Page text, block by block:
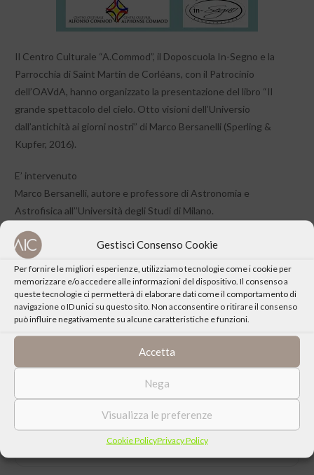
Gestisci Consenso Cookie
Per fornire le migliori esperienze, utilizziamo tecnologie come i cookie per
memorizzare e/o accedere alle informazioni del dispositivo. Il consenso a
queste tecnologie ci permetterà di elaborare dati come il comportamento di
navigazione o ID unici su questo sito. Non acconsentire o ritirare il consenso
può influire negativamente su alcune caratteristiche e funzioni.
Accetta
Nega
Visualizza le preferenze
Cookie PolicyPrivacy Policy
Il Centro Culturale “A.Commod”, il Doposcuola In-Segno e la
Parrocchia di Saint Martin de Corléans, con il Patrocinio
dell’OAVdA, hanno organizzato la presentazione del libro “Il
grande spettacolo del cielo. Otto visioni dell’Universio
dall’antichità ai giorni nostri” di Marco Bersanelli (Sperling &
Kupfer, 2016).
E’ intervenuto
Marco Bersanelli, autore e professore di Astronomia e
Astrofisica all’’Università degli Studi di Milano.
Ha introdotto
Jean Marc Christille, della fondazione C.Fillietroz
CONDIVIDI QUESTO EVENTO